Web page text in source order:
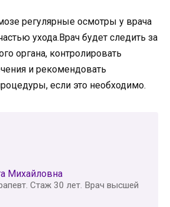
регулярные осмотры у врача
ухода.Врач будет следить за
органа, контролировать
и рекомендовать
если это необходимо.
Михайловна
Стаж 30 лет. Врач высшей